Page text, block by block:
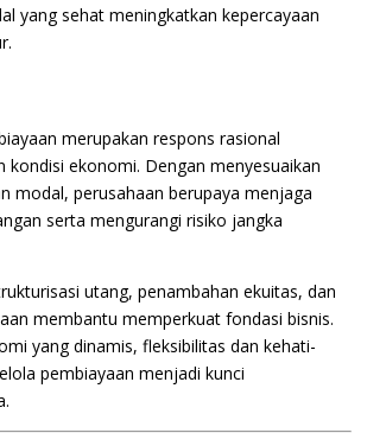
yang sehat meningkatkan kepercayaan
merupakan respons rasional
kondisi ekonomi. Dengan menyesuaikan
modal, perusahaan berupaya menjaga
serta mengurangi risiko jangka
utang, penambahan ekuitas, dan
membantu memperkuat fondasi bisnis.
yang dinamis, fleksibilitas dan kehati-
pembiayaan menjadi kunci